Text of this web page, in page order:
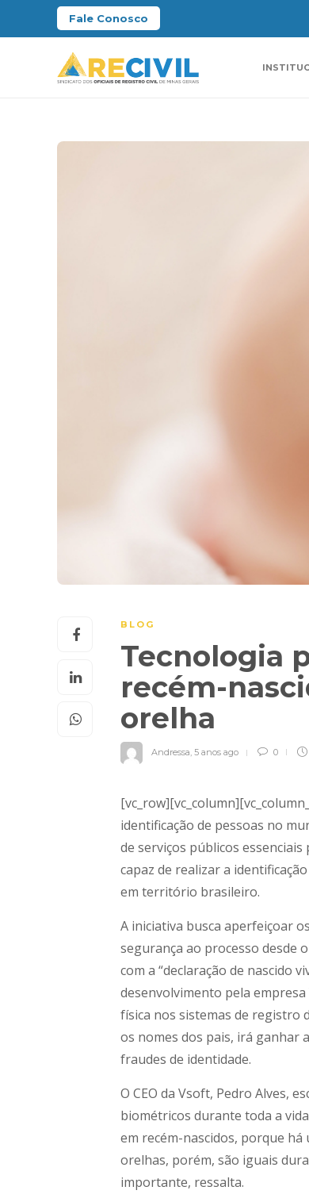
Fale Conosco
BLOG
Tecnologia
recém-
orelha
Andressa, 5 anos ago 0
identificação de pessoas no
de serviços públicos
capaz de realizar a
em território brasileiro.
A iniciativa busca aperfeiçoar
segurança ao processo desde
com a “declaração de nascido
desenvolvimento pela
física nos sistemas de registro
os nomes dos pais, irá ganhar
fraudes de identidade.
O CEO da Vsoft, Pedro Alves,
biométricos durante toda a
em recém-nascidos, porque
orelhas, porém, são iguais
importante, ressalta.